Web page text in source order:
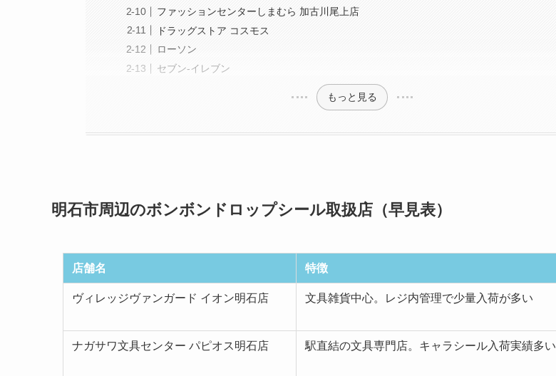
ファッションセンターしまむら 加古川尾上店
ドラッグストア コスモス
ローソン
セブン-イレブン
もっと見る
明石市周辺のボンボンドロップシール取扱店（早見表）
店舗名 特徴
ヴィレッジヴァンガード イオン明石店 文具雑貨中心。レジ内管理で少量入荷が多い
ナガサワ文具センター パピオス明石店 駅直結の文具専門店。キャラシール入荷実績多い